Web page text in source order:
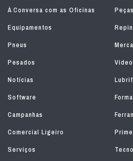
À Conversa com as Oficinas
Peças
Equipamentos
Pneus
Pesados
Notícias
Software
Campanhas
Comercial Ligeiro
Serviços